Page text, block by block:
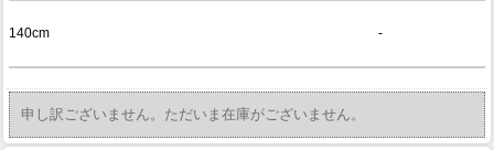
140cm -
申し訳ございません。ただいま在庫がございません。